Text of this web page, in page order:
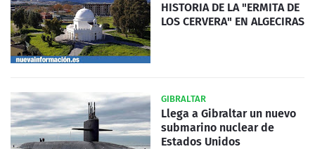
HISTORIA DE LA "ERMITA DE
LOS CERVERA" EN ALGECIRAS
GIBRALTAR
Llega a Gibraltar un nuevo
submarino nuclear de
Estados Unidos